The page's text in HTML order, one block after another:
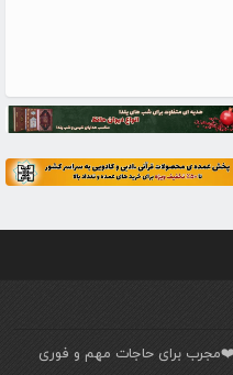
برای حاجات مهم و فوری